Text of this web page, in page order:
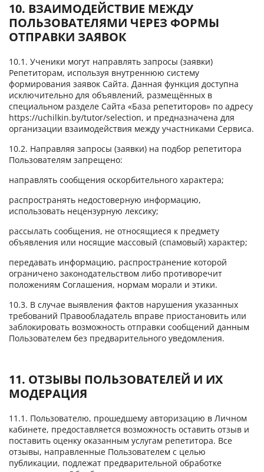
10. ВЗАИМОДЕЙСТВИЕ МЕЖДУ
ПОЛЬЗОВАТЕЛЯМИ ЧЕРЕЗ ФОРМЫ
ОТПРАВКИ ЗАЯВОК
10.1. Ученики могут направлять запросы (заявки)
Репетиторам, используя внутреннюю систему
формирования заявок Сайта. Данная функция доступна
исключительно для объявлений, размещённых в
специальном разделе Сайта «База репетиторов» по адресу
https://uchilkin.by/tutor/selection, и предназначена для
организации взаимодействия между участниками Сервиса.
10.2. Направляя запросы (заявки) на подбор репетитора
Пользователям запрещено:
направлять сообщения оскорбительного характера;
распространять недостоверную информацию,
использовать нецензурную лексику;
рассылать сообщения, не относящиеся к предмету
объявления или носящие массовый (спамовый) характер;
передавать информацию, распространение которой
ограничено законодательством либо противоречит
положениям Соглашения, нормам морали и этики.
10.3. В случае выявления фактов нарушения указанных
требований Правообладатель вправе приостановить или
заблокировать возможность отправки сообщений данным
Пользователем без предварительного уведомления.
11. ОТЗЫВЫ ПОЛЬЗОВАТЕЛЕЙ И ИХ
МОДЕРАЦИЯ
11.1. Пользователю, прошедшему авторизацию в Личном
кабинете, предоставляется возможность оставить отзыв и
поставить оценку оказанным услугам репетитора. Все
отзывы, направленные Пользователем с целью
публикации, подлежат предварительной обработке